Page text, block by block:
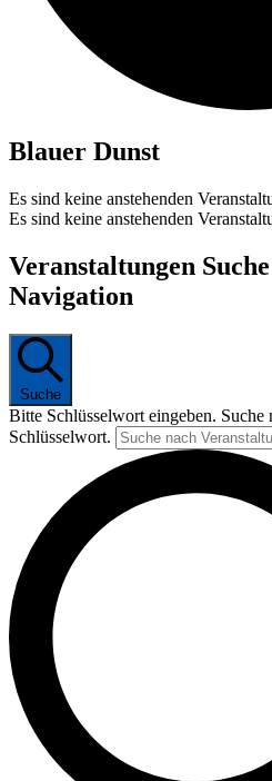
Blauer Dunst
Es sind keine anstehenden
Es sind keine anstehenden
Veranstaltungen
Navigation
Suche
Bitte Schlüsselwort eingeben. Suche
Schlüsselwort.